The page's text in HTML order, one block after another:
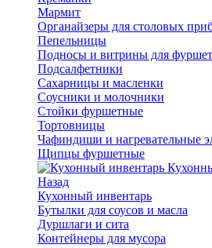
Мармит
Органайзеры для столовых
Пепельницы
Подносы и витрины для
Подсалфетники
Сахарницы и масленки
Соусники и молочники
Стойки фуршетные
Тортовницы
Чафиндиши и нагревательные
Щипцы фуршетные
Назад
Кухонный инвентарь
Бутылки для соусов и масла
Дуршлаги и сита
Контейнеры для мусора